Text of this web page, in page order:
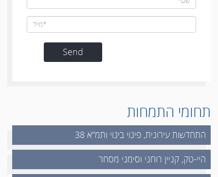
תחומי התמחות
התחדשות עירונית, פינוי בינוי ותמ"א 38
היי-טק, קניין רוחני וסימני מסחר